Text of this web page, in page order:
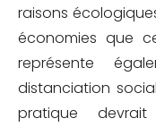
raisons
économies que
représente
distanciation
pratique